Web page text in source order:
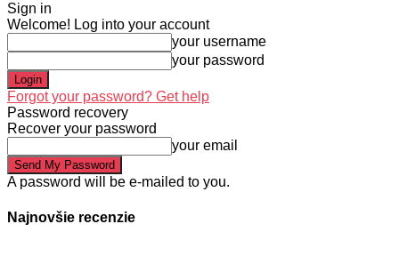
Sign in
Welcome! Log into your account
your username
your password
Forgot your password? Get help
Password recovery
Recover your password
your email
A password will be e-mailed to you.
Najnovšie recenzie